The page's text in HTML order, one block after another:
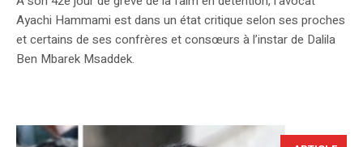
Ayachi Hammami est dans un état critique selon ses proches
et certains de ses confrères et consœurs à l’instar de Dalila
Ben Mbarek Msaddek.